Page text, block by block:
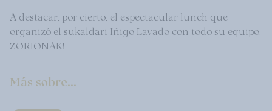
A destacar, por cierto, el espectacular lunch que
organizó el sukaldari Iñigo Lavado con todo su equipo.
ZORIONAK!
Más sobre...